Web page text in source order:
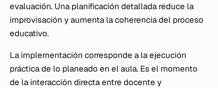
evaluación. Una planificación detallada reduce la
improvisación y aumenta la coherencia del proceso
educativo.
La implementación corresponde a la ejecución
práctica de lo planeado en el aula. Es el momento
de la interacción directa entre docente y